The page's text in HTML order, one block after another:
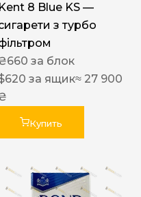
Kent 8 Blue KS —
з турбо
660 за блок
620 за ящик≈ 27 900
Купить